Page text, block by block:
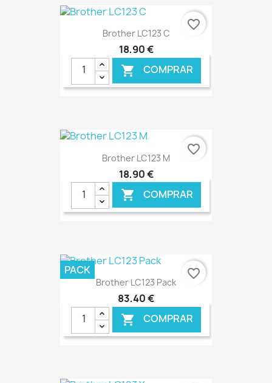
€ ONLINE
Brother LC123 C
18,90 €
 COMPRAR
€ ONLINE
favorite_border
Brother LC123 M
18,90 €
 COMPRAR
€ ONLINE
favorite_border
Brother LC123 Pack
83,40 €
 COMPRAR
PACK favorite_border